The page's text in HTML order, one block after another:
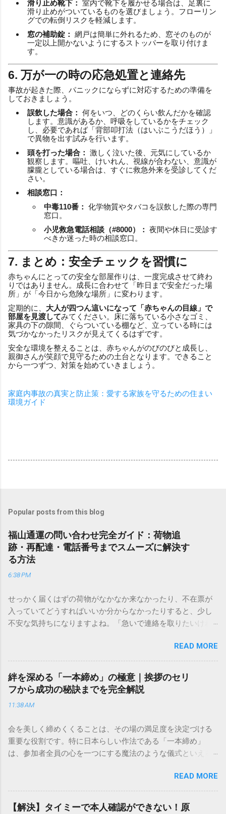
滑り止め靴下： 室内で靴下を履かせる場合は、足裏に
滑り止めがついているものを選びましょう。フローリン
グでの転倒リスクを軽減します。
窓の補助錠： 網戸は簡単に外れるため、窓そのものが
一定以上開かないようにするストッパーを取り付けま
す。
6. 万が一の時の応急処置と連絡先
事故が起きた際、パニックにならずに対応するための準備を
しておきましょう。
誤飲した場合： 何をいつ、どのくらい飲んだかを確認
します。意識があるか、呼吸をしているかをチェック
し、必要であれば「背部叩打法（はいぶこうだほう）」
で異物を出す試みを行います。
頭を打った場合： 激しく泣いた後、元気にしているか
観察します。嘔吐、けいれん、視線が合わない、意識が
朦朧としている場合は、すぐに救急外来を受診してくだ
さい。
相談窓口：
中毒110番： 化学物質やタバコを誤飲した際の専門
窓口。
小児救急電話相談（#8000）： 夜間や休日に受診す
べきか迷った時の相談窓口。
7. まとめ：安全チェックを習慣に
赤ちゃんにとっての安全な部屋作りは、一度完成させて終わ
りではありません。成長に合わせて「昨日まで安全だった場
所」が「今日から危険な場所」に変わります。
定期的に、 大人が四つん這いになって「赤ちゃんの目線」で
部屋を見渡してみてください。床に落ちている小さなゴミ、
家具の下の隙間、ぐらついている棚など、立っている時には
気づかなかったリスクが見えてくるはずです。
安全な環境を整えることは、赤ちゃんがのびのびと成長し、
親御さんが笑顔で見守るための土台となります。できること
から一つずつ、対策を始めていきましょう。
家庭内事故の真実と防止策：愛する家族を守るための住まい
環境ガイド
Popular posts from this blog
福山通運の問い合わせ完全ガイド：荷物追
跡・再配達・電話番号までスムーズに解決す
る方法
6:38 PM
せっかく届くはずの荷物がなかなか来なかったり、不在票が
入っていてどうすればいいか分からなかったりすると、少し
不安な気持ちになりますよね。「急いで連絡を取りたいけれ
きできる？」といった疑問を抱える方も多いはずです。 福山
通運は企業間物流のイメージが強いかもしれませんが、個人
向けの宅配サービスも非常に充実しています。大切なのは、
目的に合わせた適切な連絡先を選ぶことです。この記事で
は、荷物の追跡確認から営業所への電話連絡、再配達の依頼
手順まで、初めての方でも迷わずに解決できる方法を詳しく
本全国に広範なネットワークを持つ大手運送会社です。特に
重量物や大型の荷物、そして企業間の輸送において圧倒的な
実績を誇ります。 個人で利用する場合、他の宅配業者と少し
いう特徴があります。地域に密着した各拠点が配送をコント
ロールしているため、現場の状況に合わせた柔軟な相談がし
やすいのがメリットです。まずは、今抱えている悩みがどの
READ MORE
絆を深める「一本締め」の極意｜挨拶のセリ
フから成功の秘訣までを完全解説
11:38 AM
会を美しく締めくくることは、その場の満足度を決定づける
重要な役割です。特に日本らしい作法である「一本締め」
は、参加者全員の心を一つにする魔法のような儀式といえる
「手拍子のリズムに自信がない」と不安を感じる方も多いは
ずです。この記事では、ビジネスからカジュアルな集まりま
で、どのような場面でも堂々と立ち振る舞えるための「一本
READ MORE
【解決】タイミーで本人確認ができない！原